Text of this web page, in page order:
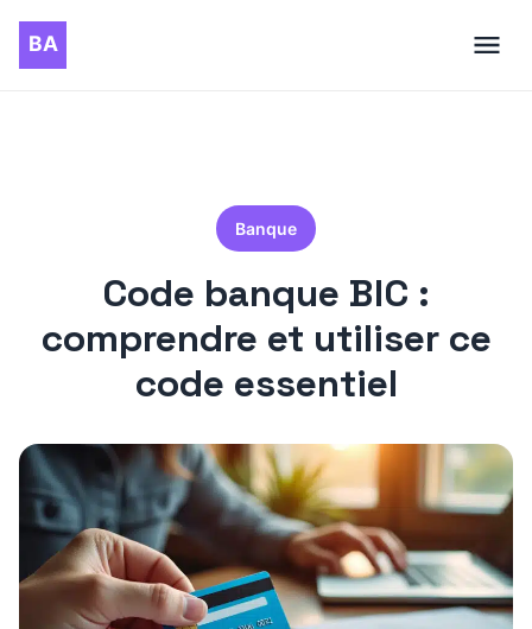
Banque
Code banque BIC :
comprendre et utiliser ce
code essentiel